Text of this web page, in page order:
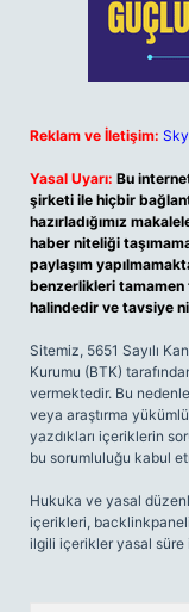
Reklam ve İletişim:
Yasal Uyarı: Bu
şirketi ile hiçbir
hazırladığımız
haber niteliği
paylaşım
benzerlikleri
halindedir ve tavsiye
Sitemiz, 5651 Sayılı
Kurumu (BTK)
vermektedir. Bu
veya araştırma
yazdıkları içeriklerin
bu sorumluluğu kabul
Hukuka ve yasal
içerikleri,
ilgili içerikler yasal süre